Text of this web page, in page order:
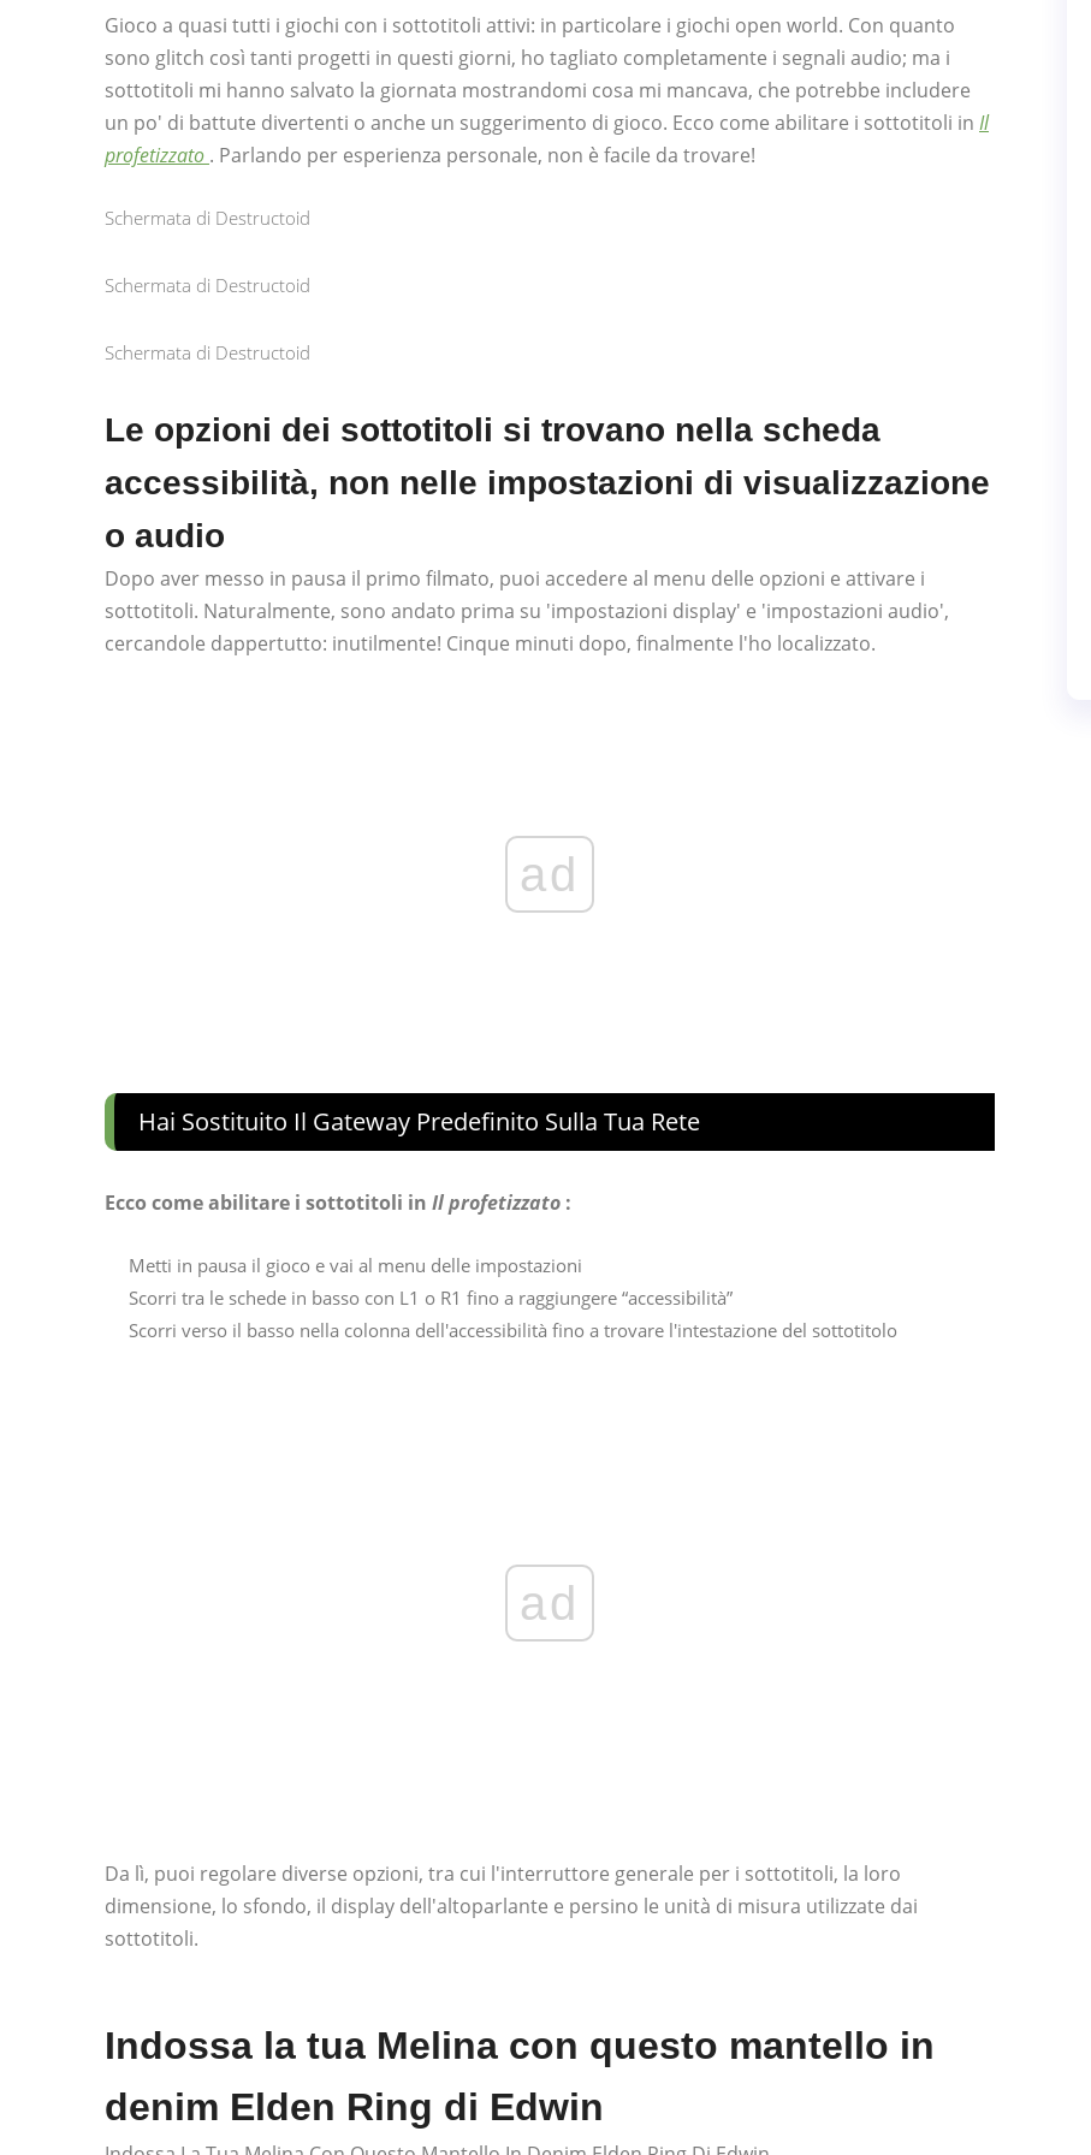
Gioco a quasi tutti i giochi con i sottotitoli attivi: in particolare i giochi open world. Con quanto
sono glitch così tanti progetti in questi giorni, ho tagliato completamente i segnali audio; ma i
sottotitoli mi hanno salvato la giornata mostrandomi cosa mi mancava, che potrebbe includere
un po' di battute divertenti o anche un suggerimento di gioco. Ecco come abilitare i sottotitoli in Il
profetizzato . Parlando per esperienza personale, non è facile da trovare!
Schermata di Destructoid
Schermata di Destructoid
Schermata di Destructoid
Le opzioni dei sottotitoli si trovano nella scheda
accessibilità, non nelle impostazioni di visualizzazione
o audio
Dopo aver messo in pausa il primo filmato, puoi accedere al menu delle opzioni e attivare i
sottotitoli. Naturalmente, sono andato prima su 'impostazioni display' e 'impostazioni audio',
cercandole dappertutto: inutilmente! Cinque minuti dopo, finalmente l'ho localizzato.
ad
Hai Sostituito Il Gateway Predefinito Sulla Tua Rete
Ecco come abilitare i sottotitoli in Il profetizzato :
Metti in pausa il gioco e vai al menu delle impostazioni
Scorri tra le schede in basso con L1 o R1 fino a raggiungere “accessibilità”
Scorri verso il basso nella colonna dell'accessibilità fino a trovare l'intestazione del sottotitolo
ad
Da lì, puoi regolare diverse opzioni, tra cui l'interruttore generale per i sottotitoli, la loro
dimensione, lo sfondo, il display dell'altoparlante e persino le unità di misura utilizzate dai
sottotitoli.
Indossa la tua Melina con questo mantello in
denim Elden Ring di Edwin